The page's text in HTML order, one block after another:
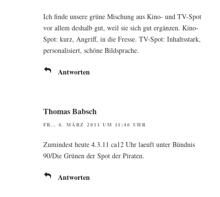
Ich fin­de unse­re grü­ne Mischung aus Kino- und TV-Spot
vor allem des­halb gut, weil sie sich gut ergän­zen. Kino-
Spot: kurz, Angriff, in die Fres­se. TV-Spot: Inhalts­stark,
per­so­na­li­siert, schö­ne Bildsprache.
Antworten
Thomas Babsch
FR., 4. MÄRZ 2011 UM 11:46 UHR
Zumin­dest heu­te 4.3.11 ca12 Uhr laeuft unter Bünd­nis
90/Die Grü­nen der Spot der Piraten.
Antworten